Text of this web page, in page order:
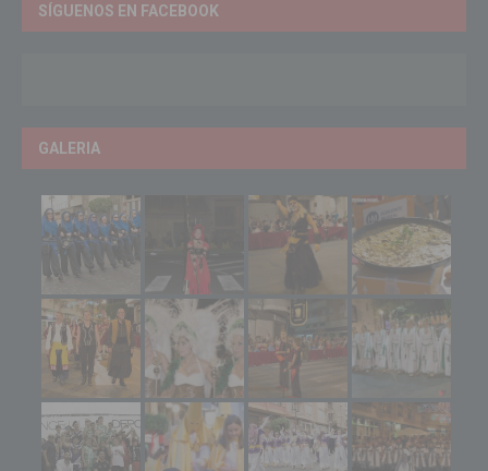
SÍGUENOS EN FACEBOOK
GALERIA